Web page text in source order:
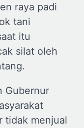
raya padi
tani
itu
silat oleh
Gubernur
tidak menjual